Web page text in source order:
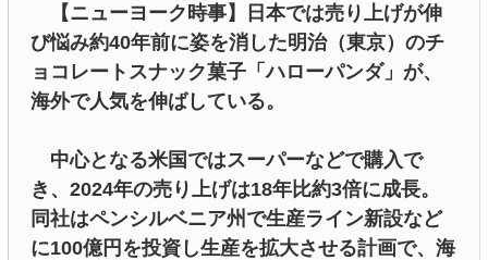
【ニューヨーク時事】日本では売り上げが伸
び悩み約40年前に姿を消した明治（東京）のチ
ョコレートスナック菓子「ハローパンダ」が、
海外で人気を伸ばしている。
中心となる米国ではスーパーなどで購入で
き、2024年の売り上げは18年比約3倍に成長。
同社はペンシルベニア州で生産ライン新設など
に100億円を投資し生産を拡大させる計画で、海